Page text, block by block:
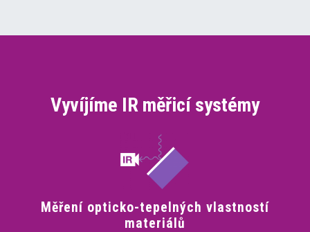
Vyvíjíme IR měřicí systémy
Měření opticko-tepelných vlastností
materiálů